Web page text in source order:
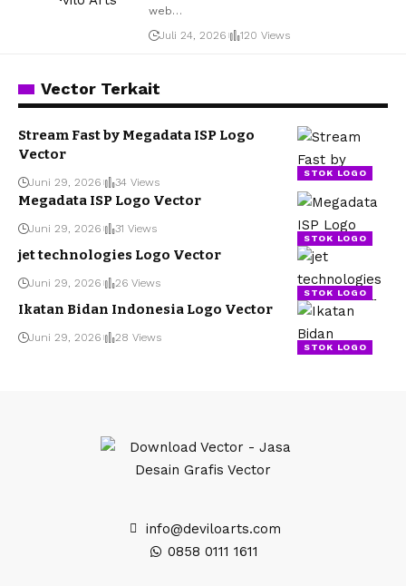
web…
Juli 24, 2026
120 Views
Vector Terkait
STOK LOGO
Stream Fast by Megadata ISP Logo
Vector
Juni 29, 2026 34 Views
STOK LOGO
Megadata ISP Logo Vector
Juni 29, 2026 31 Views
STOK LOGO
jet technologies Logo Vector
Juni 29, 2026 26 Views
STOK LOGO
Ikatan Bidan Indonesia Logo Vector
Juni 29, 2026 28 Views
info@deviloarts.com
0858 0111 1611